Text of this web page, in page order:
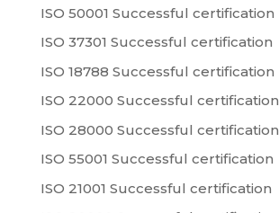
ISO 50001 Successful certification
ISO 37301 Successful certification
ISO 18788 Successful certification
ISO 22000 Successful certification
ISO 28000 Successful certification
ISO 55001 Successful certification
ISO 21001 Successful certification